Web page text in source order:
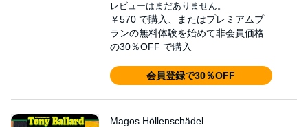
レビューはまだありません。
￥570 で購入、またはプレミアムプ
ランの無料体験を始めて非会員価格
の30％OFF で購入
会員登録で30％OFF
Magos Höllenschädel